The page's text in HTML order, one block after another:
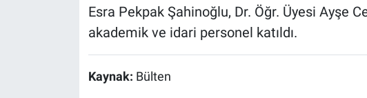
Esra Pekpak Şahinoğlu, Dr. Öğr. Üyesi Ayşe
akademik ve idari personel katıldı.
Kaynak: Bülten